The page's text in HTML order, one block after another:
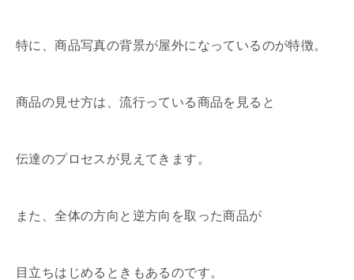
特に、商品写真の背景が屋外になっているのが特徴。
商品の見せ方は、流行っている商品を見ると
伝達のプロセスが見えてきます。
また、全体の方向と逆方向を取った商品が
目立ちはじめるときもあるのです。